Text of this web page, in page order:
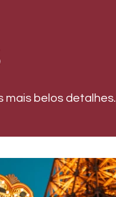
mais belos detalhes.